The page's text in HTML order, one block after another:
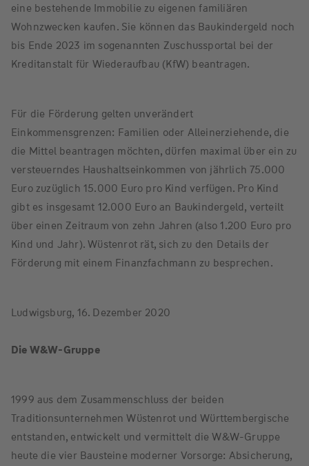
eine bestehende Immobilie zu eigenen familiären
Wohnzwecken kaufen. Sie können das Baukindergeld noch
bis Ende 2023 im sogenannten Zuschussportal bei der
Kreditanstalt für Wiederaufbau (KfW) beantragen.
Für die Förderung gelten unverändert
Einkommensgrenzen: Familien oder Alleinerziehende, die
die Mittel beantragen möchten, dürfen maximal über ein zu
versteuerndes Haushaltseinkommen von jährlich 75.000
Euro zuzüglich 15.000 Euro pro Kind verfügen. Pro Kind
gibt es insgesamt 12.000 Euro an Baukindergeld, verteilt
über einen Zeitraum von zehn Jahren (also 1.200 Euro pro
Kind und Jahr). Wüstenrot rät, sich zu den Details der
Förderung mit einem Finanzfachmann zu besprechen.
Ludwigsburg, 16. Dezember 2020
Die W&W-Gruppe
1999 aus dem Zusammenschluss der beiden
Traditionsunternehmen Wüstenrot und Württembergische
entstanden, entwickelt und vermittelt die W&W-Gruppe
heute die vier Bausteine moderner Vorsorge: Absicherung,